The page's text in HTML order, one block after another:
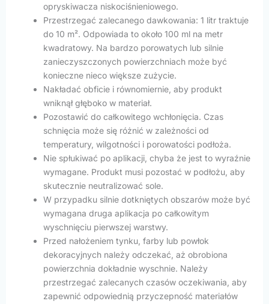
opryskiwacza niskociśnieniowego.
Przestrzegać zalecanego dawkowania: 1 litr traktuje
do 10 m². Odpowiada to około 100 ml na metr
kwadratowy. Na bardzo porowatych lub silnie
zanieczyszczonych powierzchniach może być
konieczne nieco większe zużycie.
Nakładać obficie i równomiernie, aby produkt
wniknął głęboko w materiał.
Pozostawić do całkowitego wchłonięcia. Czas
schnięcia może się różnić w zależności od
temperatury, wilgotności i porowatości podłoża.
Nie spłukiwać po aplikacji, chyba że jest to wyraźnie
wymagane. Produkt musi pozostać w podłożu, aby
skutecznie neutralizować sole.
W przypadku silnie dotkniętych obszarów może być
wymagana druga aplikacja po całkowitym
wyschnięciu pierwszej warstwy.
Przed nałożeniem tynku, farby lub powłok
dekoracyjnych należy odczekać, aż obrobiona
powierzchnia dokładnie wyschnie. Należy
przestrzegać zalecanych czasów oczekiwania, aby
zapewnić odpowiednią przyczepność materiałów